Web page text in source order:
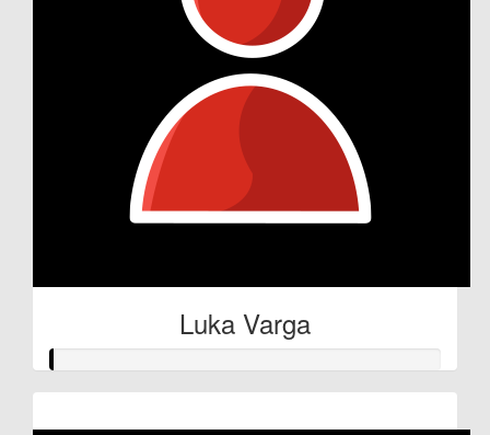
Luka Varga